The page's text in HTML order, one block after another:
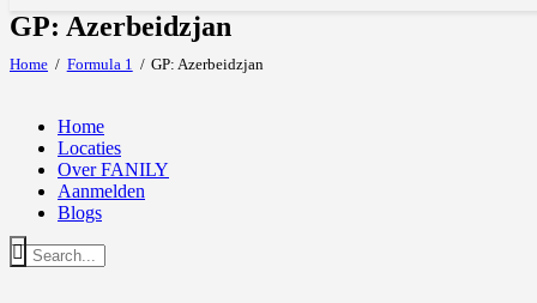
GP: Azerbeidzjan
Home Formula 1 GP: Azerbeidzjan
Home
Locaties
Over FANILY
Aanmelden
Blogs